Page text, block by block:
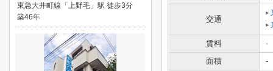
交通
賃料
-
面積
-
東急大井町線「上野毛」駅 徒歩3分
築46年